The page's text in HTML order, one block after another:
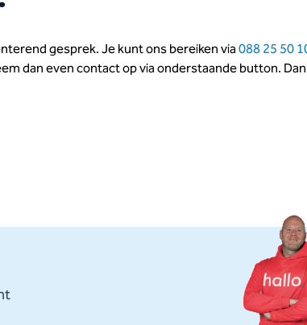
gesprek. Je kunt ons bereiken via088 25 50
dan even contact op via onderstaande button.